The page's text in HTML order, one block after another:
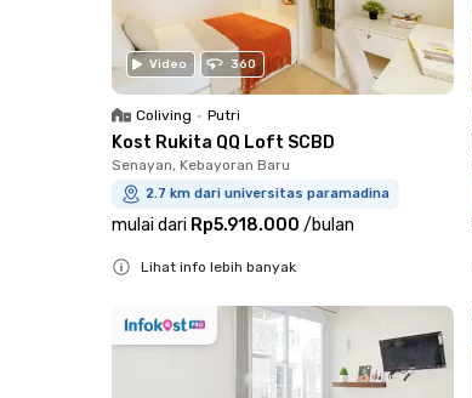
Video 360
Coliving • Putri
Kost Rukita QQ Loft SCBD
Senayan, Kebayoran Baru
2.7 km dari universitas paramadina
mulai dari Rp5.918.000 /bulan
Lihat info lebih banyak